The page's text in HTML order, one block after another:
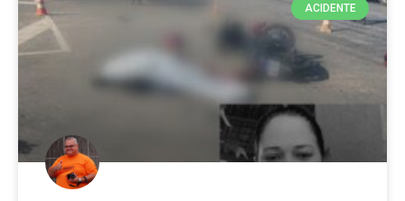
ACIDENTE